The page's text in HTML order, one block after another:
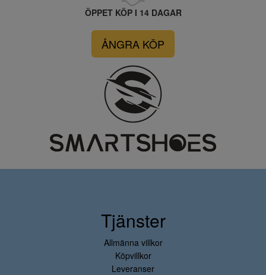
ÖPPET KÖP I 14 DAGAR
ÅNGRA KÖP
Tjänster
Allmänna villkor
Köpvillkor
Leveranser